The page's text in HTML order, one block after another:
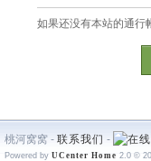
如果还没有本站的通行
桃河窝窝 - 联系我们 -
Powered by UCenter Home 2.0 ©